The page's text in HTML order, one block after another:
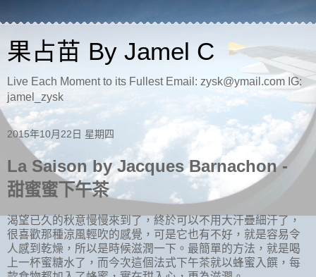
果占苗 By Jamel C
Live Each Moment to its Fullest Email: zysk@ymail.com IG:
jamel_zysk
2015年10月22日 星期四
La Saison by Jacques Barnachon -
甜蜜蜜下午茶
渴望已久的秋意慢慢來到了，終於可以不用大汗疊細汗了，
很喜歡那種涼風輕吹的感覺，可是它也有不好，就是容易令
人感到乾燥，所以是時候滋潤一下。最簡單的方法，就是喝
上一杯蜜糖水了，而今次這個法式下午茶就以蜂蜜入饌， 每